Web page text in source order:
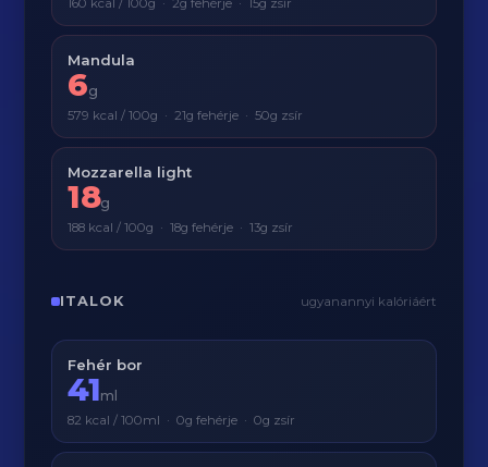
160 kcal / 100g · 2g fehérje · 15g zsír
Mandula
6g
579 kcal / 100g · 21g fehérje · 50g zsír
Mozzarella light
18g
188 kcal / 100g · 18g fehérje · 13g zsír
ITALOK ugyanannyi kalóriáért
Fehér bor
41ml
82 kcal / 100ml · 0g fehérje · 0g zsír